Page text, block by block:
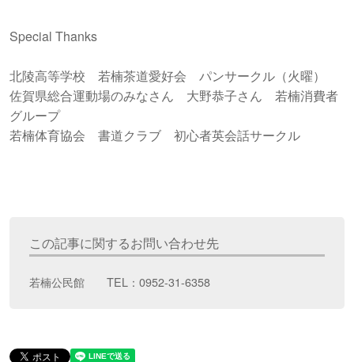
Special Thanks
北陵高等学校 若楠茶道愛好会 パンサークル（火曜）
佐賀県総合運動場のみなさん 大野恭子さん 若楠消費者
グループ
若楠体育協会 書道クラブ 初心者英会話サークル
この記事に関するお問い合わせ先
若楠公民館 TEL：0952-31-6358